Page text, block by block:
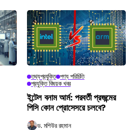
তথ্যপ্রযুক্তি পণ্য পরিচিতি
প্রযুক্তি বিষয়ক খবর
ইন্টেল বনাম আর্ম: পরবর্তী প্রজন্মের
পিসি কোন প্রোসেসরে চলবে?
ড. মশিউর রহমান